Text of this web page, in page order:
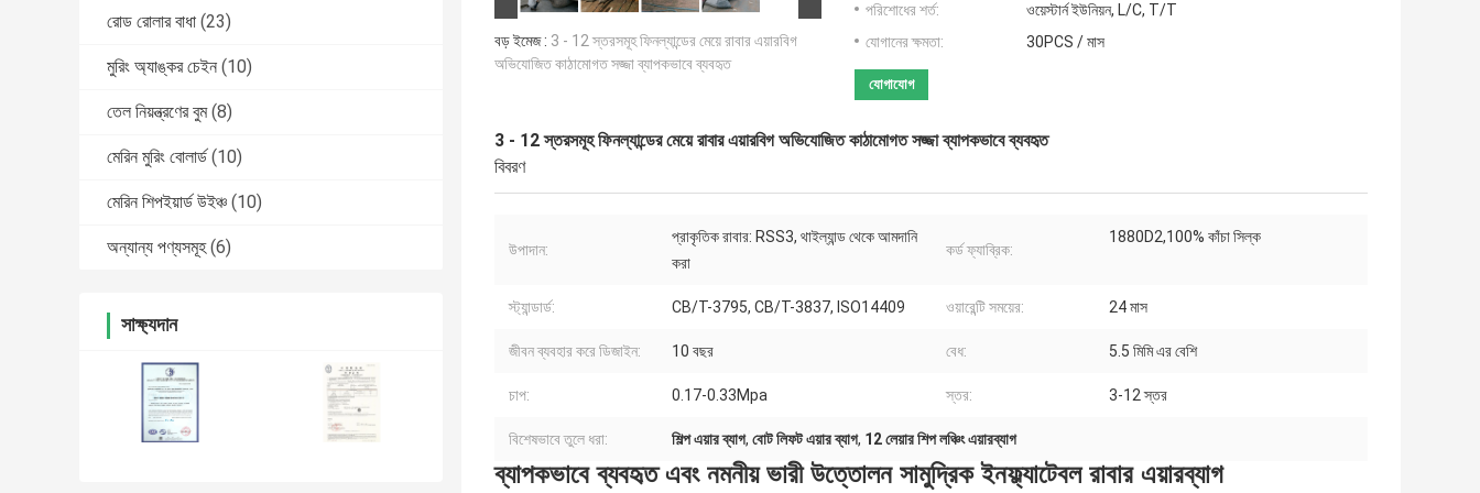
রোড রোলার বাধা (23)
মুরিং অ্যাঙ্কর চেইন (10)
তেল নিয়ন্ত্রণের বুম (8)
মেরিন মুরিং বোলার্ড (10)
মেরিন শিপইয়ার্ড উইঞ্চ (10)
অন্যান্য পণ্যসমূহ (6)
সাক্ষ্যদান
বড় ইমেজ : 3 - 12 স্তরসমূহ ফিনল্যান্ডের মেয়ে রাবার এয়ারবিগ
অভিযোজিত কাঠামোগত সজ্জা ব্যাপকভাবে ব্যবহৃত
পরিশোধের শর্ত:
ওয়েস্টার্ন ইউনিয়ন, L/C, T/T
যোগানের ক্ষমতা:
30PCS / মাস
যোগাযোগ
3 - 12 স্তরসমূহ ফিনল্যান্ডের মেয়ে রাবার এয়ারবিগ অভিযোজিত কাঠামোগত সজ্জা ব্যাপকভাবে ব্যবহৃত
বিবরণ
উপাদান:
প্রাকৃতিক রাবার: RSS3, থাইল্যান্ড থেকে আমদানি
করা
কর্ড ফ্যাব্রিক:
1880D2,100% কাঁচা সিল্ক
স্ট্যান্ডার্ড: CB/T-3795, CB/T-3837, ISO14409 ওয়ারেন্টি সময়ের: 24 মাস
জীবন ব্যবহার করে ডিজাইন: 10 বছর বেধ: 5.5 মিমি এর বেশি
চাপ: 0.17-0.33Mpa স্তর: 3-12 স্তর
বিশেষভাবে তুলে ধরা: শিল্প এয়ার ব্যাগ, বোট লিফট এয়ার ব্যাগ, 12 লেয়ার শিপ লঞ্চিং এয়ারব্যাগ
ব্যাপকভাবে ব্যবহৃত এবং নমনীয় ভারী উত্তোলন সামুদ্রিক ইনফ্ল্যাটেবল রাবার এয়ারব্যাগ